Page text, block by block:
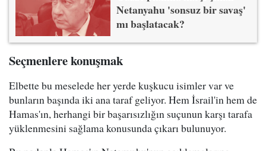
Netanyahu 'sonsuz bir savaş'
mı başlatacak?
Seçmenlere konuşmak
Elbette bu meselede her yerde kuşkucu isimler var ve
bunların başında iki ana taraf geliyor. Hem İsrail'in hem de
Hamas'ın, herhangi bir başarısızlığın suçunun karşı tarafa
yüklenmesini sağlama konusunda çıkarı bulunuyor.